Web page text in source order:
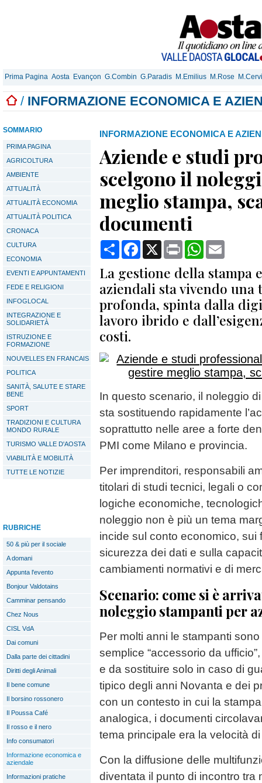
Prima Pagina Aosta Evançon G.Combin G.Paradis M.Emilius M.Rose
/ INFORMAZIONE ECONOMICA E
SOMMARIO
PRIMA PAGINA
AGRICOLTURA
AMBIENTE
ATTUALITÀ
ATTUALITÀ ECONOMIA
ATTUALITÀ POLITICA
CRONACA
CULTURA
ECONOMIA
EVENTI E APPUNTAMENTI
FEDE E RELIGIONI
INFOGLOCAL
INTEGRAZIONE E
SOLIDARIETÀ
ISTRUZIONE E
FORMAZIONE
NOUVELLES EN FRANCAIS
POLITICA
SANITÀ, SALUTE E STARE
BENE
SPORT
TRADIZIONI E CULTURA
MONDO RURALE
TURISMO VALLE D'AOSTA
VIABILITÀ E MOBILITÀ
TUTTE LE NOTIZIE
RUBRICHE
50 & più per il sociale
A domani
Appunta l'evento
Bonjour Valdotains
Camminar pensando
Chez Nous
CISL VdA
Dai comuni
Dalla parte dei cittadini
Diritti degli Animali
Il bene comune
Il borsino rossonero
Il Poussa Café
Il rosso e il nero
Info consumatori
Informazione economica e
aziendale
Informazioni pratiche
INFORMAZIONE ECONOMICA E
Aziende e studi
scelgono il
meglio stampa,
documenti
CondividiFacebook
X Print WhatsApp
La gestione della stampa
aziendali sta vivendo una
profonda, spinta dalla
lavoro ibrido e
costi.
In questo scenario, il noleggio
sta sostituendo rapidamente
soprattutto nelle aree a forte
PMI come Milano e provincia.
Per imprenditori, responsabili
titolari di studi tecnici, legali o
logiche economiche,
noleggio non è più un tema
incide sul conto economico, sui
sicurezza dei dati e sulla
cambiamenti normativi e di
Scenario: come si è
noleggio stampanti per
Per molti anni le stampanti
semplice “accessorio da
e da sostituire solo in caso di
tipico degli anni Novanta e dei
con un contesto in cui la
analogica, i documenti
tema principale era la velocità
Con la diffusione delle
diventata il punto di incontro tra